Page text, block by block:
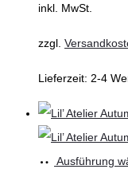
inkl. MwSt.
zzgl.
Lieferzeit: 2-4
Ausführung